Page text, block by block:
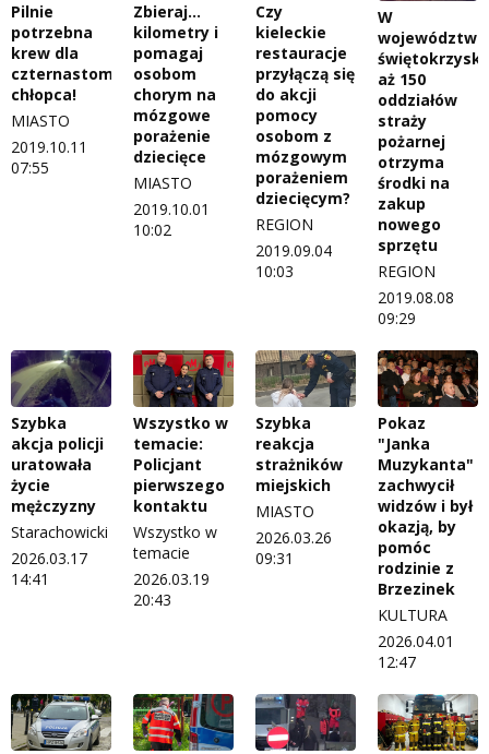
Pilnie
potrzebna
krew dla
czternastomiesięcznego
chłopca!
MIASTO
2019.10.11
07:55
Zbieraj...
kilometry i
pomagaj
osobom
chorym na
mózgowe
porażenie
dziecięce
MIASTO
2019.10.01
10:02
Czy
kieleckie
restauracje
przyłączą się
do akcji
pomocy
osobom z
mózgowym
porażeniem
dziecięcym?
REGION
2019.09.04
10:03
W
aż 150
oddziałów
straży
pożarnej
otrzyma
środki na
zakup
nowego
sprzętu
REGION
2019.08.08
09:29
Szybka
akcja policji
uratowała
życie
mężczyzny
Starachowicki
2026.03.17
14:41
Wszystko w
temacie:
Policjant
pierwszego
kontaktu
Wszystko w
temacie
2026.03.19
20:43
Szybka
reakcja
strażników
miejskich
MIASTO
2026.03.26
09:31
Pokaz
"Janka
Muzykanta"
zachwycił
widzów i był
okazją, by
pomóc
rodzinie z
Brzezinek
KULTURA
2026.04.01
12:47